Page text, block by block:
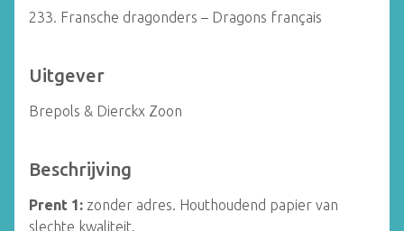
233. Fransche dragonders – Dragons français
Uitgever
Brepols & Dierckx Zoon
Beschrijving
Prent 1: zonder adres. Houthoudend papier van
slechte kwaliteit.